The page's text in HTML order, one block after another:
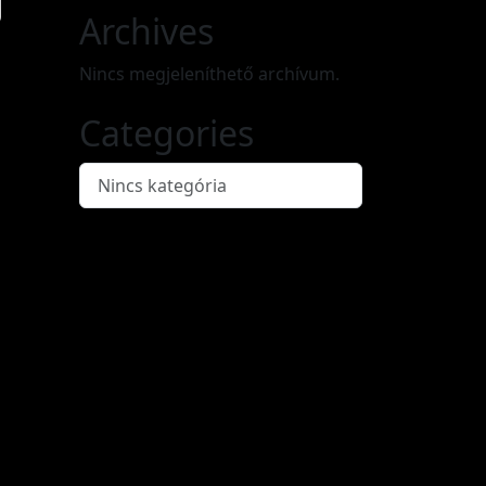
Archives
Nincs megjeleníthető archívum.
Categories
Nincs kategória